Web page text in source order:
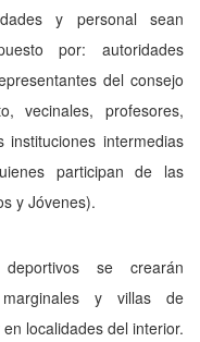
y personal sean
por: autoridades
del consejo
vecinales, profesores,
intermedias
participan de las
y Jóvenes).
se crearán
y villas de
localidades del interior.